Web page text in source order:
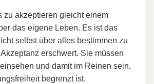
zu akzeptieren gleicht einem
das eigene Leben. Es ist das
selbst über alles bestimmen zu
erschwert. Sie müssen
und damit im Reinen sein,
begrenzt ist.